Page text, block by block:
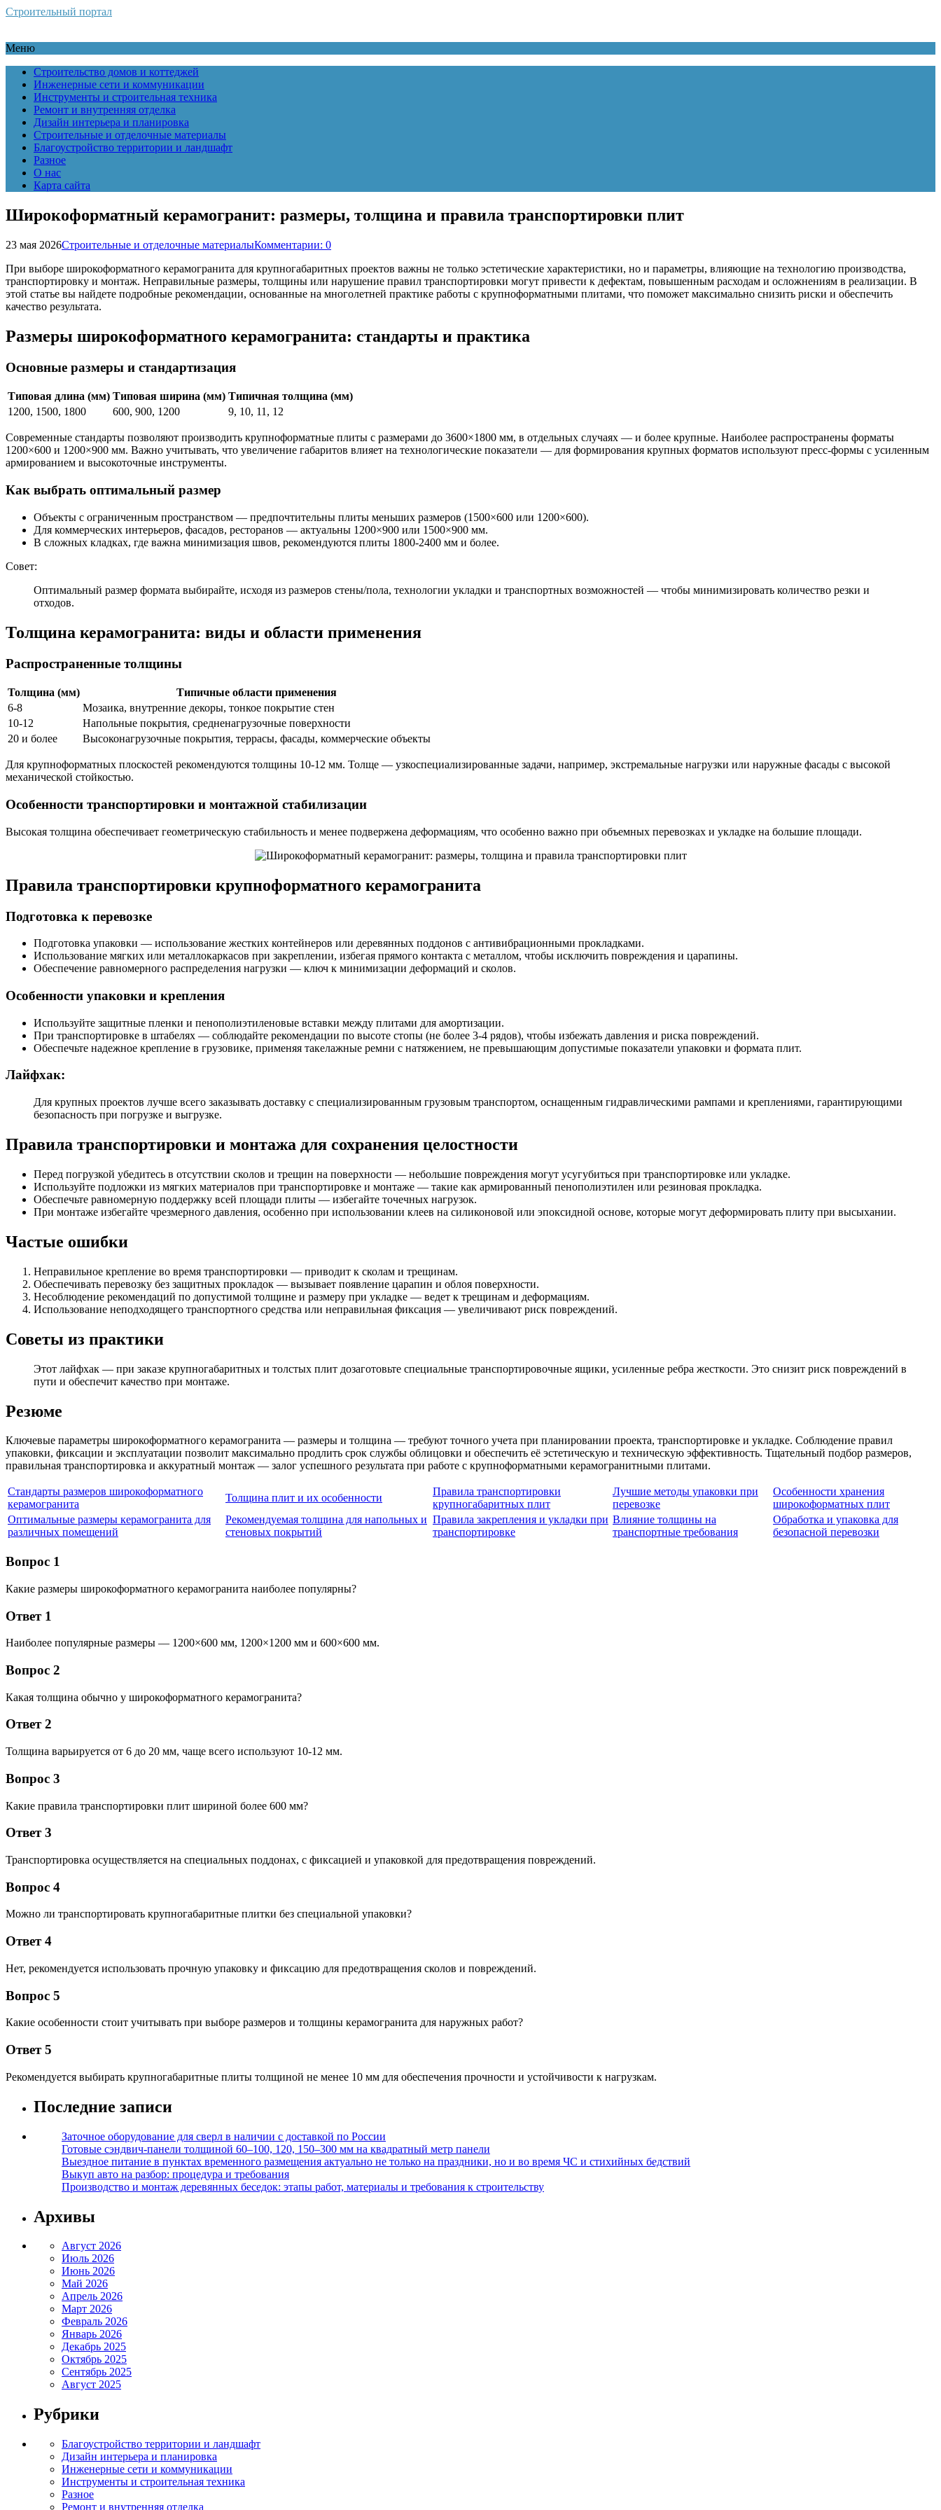
Строительный портал
Меню
Строительство домов и коттеджей
Инженерные сети и коммуникации
Инструменты и строительная техника
Ремонт и внутренняя отделка
Дизайн интерьера и планировка
Строительные и отделочные материалы
Благоустройство территории и ландшафт
Разное
О нас
Карта сайта
Широкоформатный керамогранит: размеры, толщина и правила транспортировки плит
23 мая 2026Строительные и отделочные материалыКомментарии: 0
При выборе широкоформатного керамогранита для крупногабаритных проектов важны не только эстетические характеристики, но и параметры, влияющие на технологию производства,
транспортировку и монтаж. Неправильные размеры, толщины или нарушение правил транспортировки могут привести к дефектам, повышенным расходам и осложнениям в реализации. В
этой статье вы найдете подробные рекомендации, основанные на многолетней практике работы с крупноформатными плитами, что поможет максимально снизить риски и обеспечить
качество результата.
Размеры широкоформатного керамогранита: стандарты и практика
Основные размеры и стандартизация
Типовая длина (мм) Типовая ширина (мм) Типичная толщина (мм)
1200, 1500, 1800
600, 900, 1200 9, 10, 11, 12
Современные стандарты позволяют производить крупноформатные плиты с размерами до 3600×1800 мм, в отдельных случаях — и более крупные. Наиболее распространены форматы
1200×600 и 1200×900 мм. Важно учитывать, что увеличение габаритов влияет на технологические показатели — для формирования крупных форматов используют пресс-формы с усиленным
армированием и высокоточные инструменты.
Как выбрать оптимальный размер
Объекты с ограниченным пространством — предпочтительны плиты меньших размеров (1500×600 или 1200×600).
Для коммерческих интерьеров, фасадов, ресторанов — актуальны 1200×900 или 1500×900 мм.
В сложных кладках, где важна минимизация швов, рекомендуются плиты 1800-2400 мм и более.
Совет:
Оптимальный размер формата выбирайте, исходя из размеров стены/пола, технологии укладки и транспортных возможностей — чтобы минимизировать количество резки и
отходов.
Толщина керамогранита: виды и области применения
Распространенные толщины
Толщина (мм)
Типичные области применения
6-8
Мозаика, внутренние декоры, тонкое покрытие стен
10-12
Напольные покрытия, средненагрузочные поверхности
20 и более
Высоконагрузочные покрытия, террасы, фасады, коммерческие объекты
Для крупноформатных плоскостей рекомендуются толщины 10-12 мм. Толще — узкоспециализированные задачи, например, экстремальные нагрузки или наружные фасады с высокой
механической стойкостью.
Особенности транспортировки и монтажной стабилизации
Высокая толщина обеспечивает геометрическую стабильность и менее подвержена деформациям, что особенно важно при объемных перевозках и укладке на большие площади.
Правила транспортировки крупноформатного керамогранита
Подготовка к перевозке
Подготовка упаковки — использование жестких контейнеров или деревянных поддонов с антивибрационными прокладками.
Использование мягких или металлокаркасов при закреплении, избегая прямого контакта с металлом, чтобы исключить повреждения и царапины.
Обеспечение равномерного распределения нагрузки — ключ к минимизации деформаций и сколов.
Особенности упаковки и крепления
Используйте защитные пленки и пенополиэтиленовые вставки между плитами для амортизации.
При транспортировке в штабелях — соблюдайте рекомендации по высоте стопы (не более 3-4 рядов), чтобы избежать давления и риска повреждений.
Обеспечьте надежное крепление в грузовике, применяя такелажные ремни с натяжением, не превышающим допустимые показатели упаковки и формата плит.
Лайфхак:
Для крупных проектов лучше всего заказывать доставку с специализированным грузовым транспортом, оснащенным гидравлическими рампами и креплениями, гарантирующими
безопасность при погрузке и выгрузке.
Правила транспортировки и монтажа для сохранения целостности
Перед погрузкой убедитесь в отсутствии сколов и трещин на поверхности — небольшие повреждения могут усугубиться при транспортировке или укладке.
Используйте подложки из мягких материалов при транспортировке и монтаже — такие как армированный пенополиэтилен или резиновая прокладка.
Обеспечьте равномерную поддержку всей площади плиты — избегайте точечных нагрузок.
При монтаже избегайте чрезмерного давления, особенно при использовании клеев на силиконовой или эпоксидной основе, которые могут деформировать плиту при высыхании.
Частые ошибки
Неправильное крепление во время транспортировки — приводит к сколам и трещинам.
Обеспечивать перевозку без защитных прокладок — вызывает появление царапин и облоя поверхности.
Несоблюдение рекомендаций по допустимой толщине и размеру при укладке — ведет к трещинам и деформациям.
Использование неподходящего транспортного средства или неправильная фиксация — увеличивают риск повреждений.
Советы из практики
Этот лайфхак — при заказе крупногабаритных и толстых плит дозаготовьте специальные транспортировочные ящики, усиленные ребра жесткости. Это снизит риск повреждений в
пути и обеспечит качество при монтаже.
Резюме
Ключевые параметры широкоформатного керамогранита — размеры и толщина — требуют точного учета при планировании проекта, транспортировке и укладке. Соблюдение правил
упаковки, фиксации и эксплуатации позволит максимально продлить срок службы облицовки и обеспечить её эстетическую и техническую эффективность. Тщательный подбор размеров,
правильная транспортировка и аккуратный монтаж — залог успешного результата при работе с крупноформатными керамогранитными плитами.
Стандарты размеров широкоформатного
керамогранита
Толщина плит и их особенности
Правила транспортировки
крупногабаритных плит
Лучшие методы упаковки при
перевозке
Особенности хранения
широкоформатных плит
Оптимальные размеры керамогранита для
различных помещений
Рекомендуемая толщина для напольных и
стеновых покрытий
Правила закрепления и укладки при
транспортировке
Влияние толщины на
транспортные требования
Обработка и упаковка для
безопасной перевозки
Вопрос 1
Какие размеры широкоформатного керамогранита наиболее популярны?
Ответ 1
Наиболее популярные размеры — 1200×600 мм, 1200×1200 мм и 600×600 мм.
Вопрос 2
Какая толщина обычно у широкоформатного керамогранита?
Ответ 2
Толщина варьируется от 6 до 20 мм, чаще всего используют 10-12 мм.
Вопрос 3
Какие правила транспортировки плит шириной более 600 мм?
Ответ 3
Транспортировка осуществляется на специальных поддонах, с фиксацией и упаковкой для предотвращения повреждений.
Вопрос 4
Можно ли транспортировать крупногабаритные плитки без специальной упаковки?
Ответ 4
Нет, рекомендуется использовать прочную упаковку и фиксацию для предотвращения сколов и повреждений.
Вопрос 5
Какие особенности стоит учитывать при выборе размеров и толщины керамогранита для наружных работ?
Ответ 5
Рекомендуется выбирать крупногабаритные плиты толщиной не менее 10 мм для обеспечения прочности и устойчивости к нагрузкам.
Последние записи
Заточное оборудование для сверл в наличии с доставкой по России
Готовые сэндвич-панели толщиной 60–100, 120, 150–300 мм на квадратный метр панели
Выездное питание в пунктах временного размещения актуально не только на праздники, но и во время ЧС и стихийных бедствий
Выкуп авто на разбор: процедура и требования
Производство и монтаж деревянных беседок: этапы работ, материалы и требования к строительству
Архивы
Август 2026
Июль 2026
Июнь 2026
Май 2026
Апрель 2026
Март 2026
Февраль 2026
Январь 2026
Декабрь 2025
Октябрь 2025
Сентябрь 2025
Август 2025
Рубрики
Благоустройство территории и ландшафт
Дизайн интерьера и планировка
Инженерные сети и коммуникации
Инструменты и строительная техника
Разное
Ремонт и внутренняя отделка